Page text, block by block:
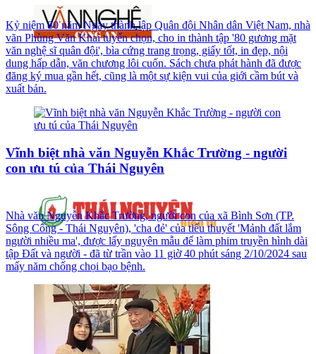
Kỷ niệm 80 năm Ngày thành lập Quân đội Nhân dân Việt Nam, nhà
văn Phùng Văn Khai tuyển chọn, cho in thành tập '80 gương mặt
văn nghệ sĩ quân đội', bìa cứng trang trọng, giấy tốt, in đẹp, nội
dung hấp dẫn, văn chương lôi cuốn. Sách chưa phát hành đã được
đăng ký mua gần hết, cũng là một sự kiện vui của giới cầm bút và
xuất bản.
Vĩnh biệt nhà văn Nguyễn Khắc Trường - người
con ưu tú của Thái Nguyên
Nhà văn Nguyễn Khắc Trường, người con của xã Bình Sơn (TP.
Sông Công - Thái Nguyên), 'cha đẻ' của tiểu thuyết 'Mảnh đất lắm
người nhiều ma', được lấy nguyên mẫu để làm phim truyền hình dài
tập Đất và người - đã từ trần vào 11 giờ 40 phút sáng 2/10/2024 sau
mấy năm chống chọi bạo bệnh.